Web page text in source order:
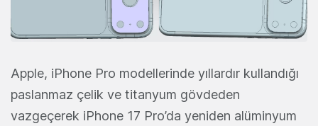
Apple, iPhone Pro modellerinde yıllardır kullandığı
paslanmaz çelik ve titanyum gövdeden
vazgeçerek iPhone 17 Pro’da yeniden alüminyum